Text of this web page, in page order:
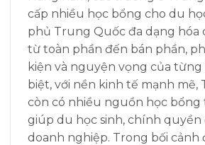
cấp nhiều học bổng cho du
phủ Trung Quốc đa dạng hóa
từ toàn phần đến bán phần,
kiện và nguyện vọng của từng
biệt, với nền kinh tế mạnh mẽ,
còn có nhiều nguồn học
giúp du học sinh, chính quyền
doanh nghiệp. Trong bối cảnh